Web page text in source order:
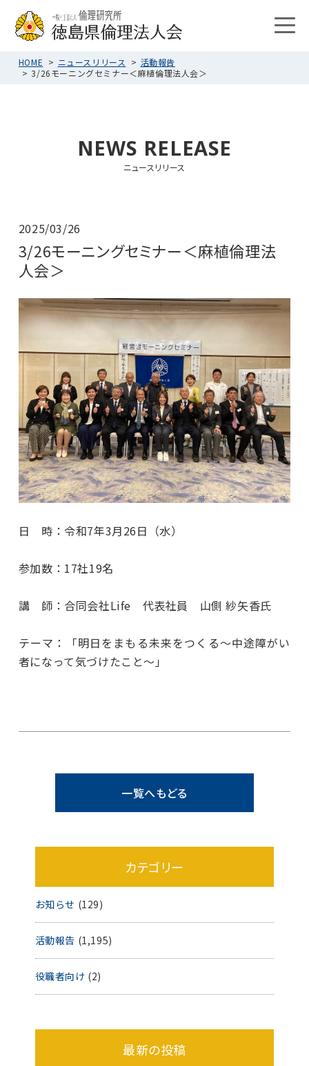
HOME ニュースリリース
活動報告
3/26モーニングセミナー＜麻植倫理法人会＞
NEWS RELEASE
ニュースリリース
2025/03/26
3/26モーニングセミナー＜麻植倫理法
人会＞
日 時：令和7年3月26日（水）
参加数：17社19名
講 師：合同会社Life 代表社員 山側 紗矢香氏
テーマ：「明日をまもる未来をつくる～中途障がい
者になって気づけたこと～」
一覧へもどる
カテゴリー
お知らせ (129)
活動報告 (1,195)
役職者向け (2)
最新の投稿